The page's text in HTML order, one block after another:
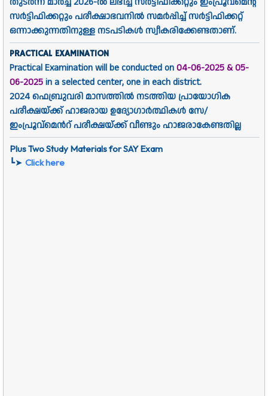
സർട്ടിഫിക്കറ്റും പരീക്ഷാഭവനിൽ സമർപ്പിച്ച് സർട്ടിഫിക്കറ്റ്
ഒന്നാക്കുന്നതിനുള്ള നടപടികൾ സ്വീകരിക്കേണ്ടതാണ്.
PRACTICAL EXAMINATION
Practical Examination will be conducted on04-06-2025& 05-
06-2025in a selected center, one in each district.
2024 ഫെബ്രുവരി മാസത്തിൽ നടത്തിയ പ്രായോഗിക
പരീക്ഷയ്ക്ക് ഹാജരായ ഉദ്യോഗാർത്ഥികൾ സേ/
ഇംപ്രൂവ്മെൻറ് പരീക്ഷയ്ക്ക് വീണ്ടും ഹാജരാകേണ്ടതില്ല
Plus Two Study Materials for SAY Exam
┗➤ Click here